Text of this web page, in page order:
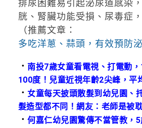
排尿困難易引起泌尿道感染
胱、腎臟功能受損、尿毒症
（推薦文章：
多吃洋蔥、蒜頭，有效預防
． 南投7歲女童看電視、打電動
100度！兒童近視年齡2尖峰，平
． 女童每天披頭散髮到幼兒園、
髮造型都不同！網友：老師是被
．何嘉仁幼兒園驚傳不當管教，